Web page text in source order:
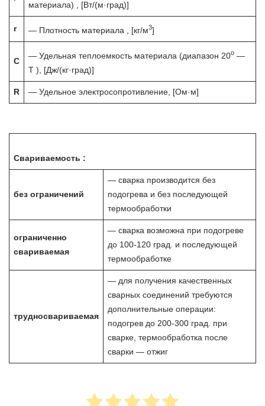
материала) , [Вт/(м·град)]
r — Плотность материала , [кг/м3]
C
— Удельная теплоемкость материала (диапазон 20o—
T ), [Дж/(кг·град)]
R — Удельное электросопротивление, [Ом·м]
Свариваемость :
без ограничений
— сварка производится без
подогрева и без последующей
термообработки
ограниченно
свариваемая
— сварка возможна при подогреве
до 100-120 град. и последующей
термообработке
трудносвариваемая
— для получения качественных
сварных соединений требуются
дополнительные операции:
подогрев до 200-300 град. при
сварке, термообработка после
сварки — отжиг